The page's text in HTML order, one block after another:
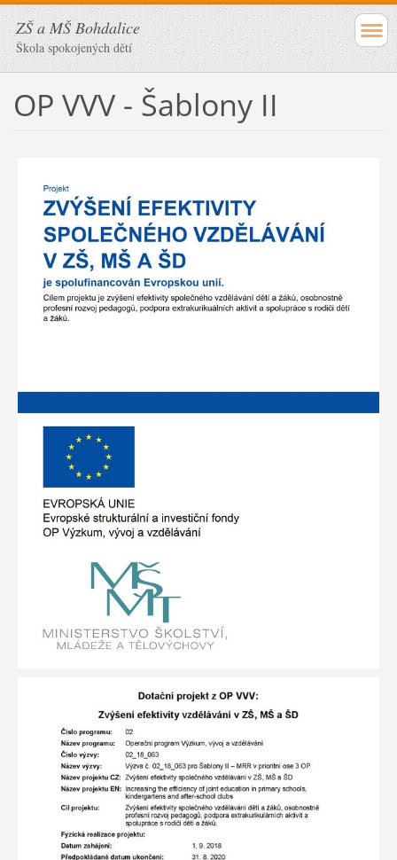
ZŠ a MŠ Bohdalice
Škola spokojených dětí
OP VVV - Šablony II